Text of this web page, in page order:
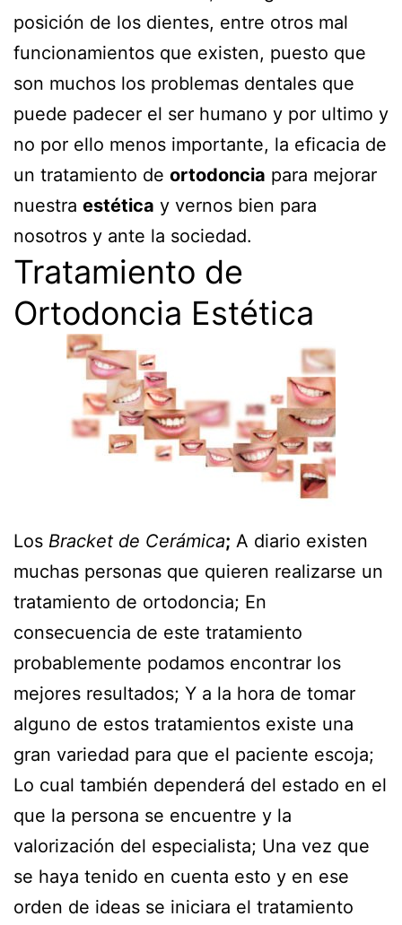
posición de los dientes, entre otros mal
funcionamientos que existen, puesto que
son muchos los problemas dentales que
puede padecer el ser humano y por ultimo y
no por ello menos importante, la eficacia de
un tratamiento de ortodoncia para mejorar
nuestra estética y vernos bien para
nosotros y ante la sociedad.
Tratamiento de
Ortodoncia Estética
Los Bracket de Cerámica; A diario existen
muchas personas que quieren realizarse un
tratamiento de ortodoncia; En
consecuencia de este tratamiento
probablemente podamos encontrar los
mejores resultados; Y a la hora de tomar
alguno de estos tratamientos existe una
gran variedad para que el paciente escoja;
Lo cual también dependerá del estado en el
que la persona se encuentre y la
valorización del especialista; Una vez que
se haya tenido en cuenta esto y en ese
orden de ideas se iniciara el tratamiento